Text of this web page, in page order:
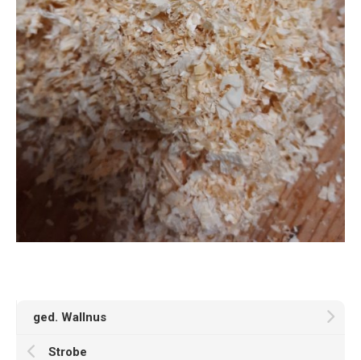
ged. Wallnus
Strobe